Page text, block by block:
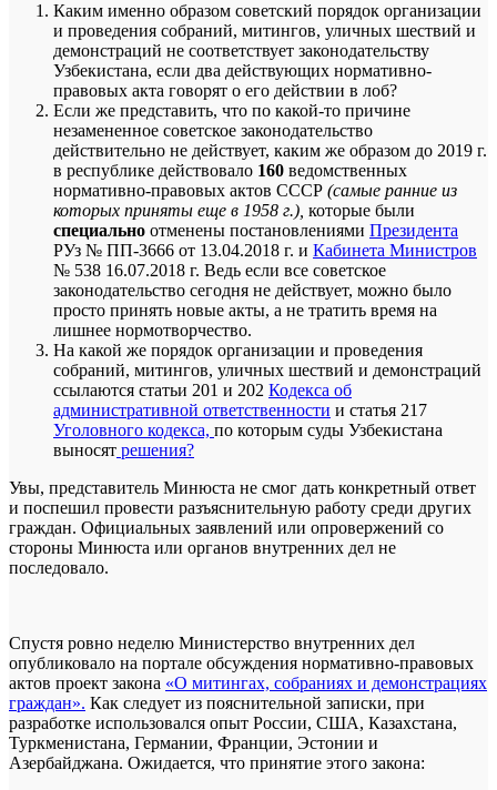
Каким именно образом советский порядок организации
и проведения собраний, митингов, уличных шествий и
демонстраций не соответствует законодательству
Узбекистана, если два действующих нормативно-
правовых акта говорят о его действии в лоб?
Если же представить, что по какой-то причине
незамененное советское законодательство
действительно не действует, каким же образом до 2019 г.
в республике действовало 160 ведомственных
нормативно-правовых актов СССР (самые ранние из
которых приняты еще в 1958 г.), которые были
специально отменены постановлениями Президента
РУз № ПП-3666 от 13.04.2018 г. и Кабинета Министров
№ 538 16.07.2018 г. Ведь если все советское
законодательство сегодня не действует, можно было
просто принять новые акты, а не тратить время на
лишнее нормотворчество.
На какой же порядок организации и проведения
собраний, митингов, уличных шествий и демонстраций
ссылаются статьи 201 и 202 Кодекса об
административной ответственности и статья 217
Уголовного кодекса, по которым суды Узбекистана
выносят решения?
Увы, представитель Минюста не смог дать конкретный ответ
и поспешил провести разъяснительную работу среди других
граждан. Официальных заявлений или опровержений со
стороны Минюста или органов внутренних дел не
последовало.
Спустя ровно неделю Министерство внутренних дел
опубликовало на портале обсуждения нормативно-правовых
актов проект закона «О митингах, собраниях и демонстрациях
граждан». Как следует из пояснительной записки, при
разработке использовался опыт России, США, Казахстана,
Туркменистана, Германии, Франции, Эстонии и
Азербайджана. Ожидается, что принятие этого закона: